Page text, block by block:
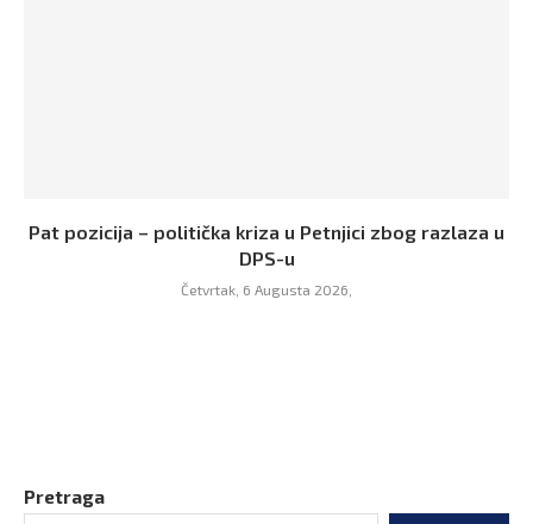
Pat pozicija – politička kriza u Petnjici zbog razlaza u
DPS-u
Četvrtak, 6 Augusta 2026,
Pretraga